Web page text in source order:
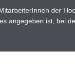
der
angegeben ist, bei